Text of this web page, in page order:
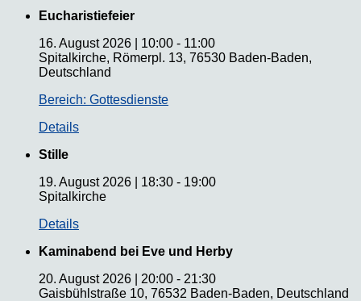
Eucharistiefeier
16. August 2026
10:00 - 11:00
Spitalkirche, Römerpl. 13, 76530 Baden-Baden,
Deutschland
Bereich: Gottesdienste
Details
Stille
19. August 2026
18:30 - 19:00
Spitalkirche
Details
Kaminabend bei Eve und Herby
20. August 2026
20:00 - 21:30
Gaisbühlstraße 10, 76532 Baden-Baden, Deutschland